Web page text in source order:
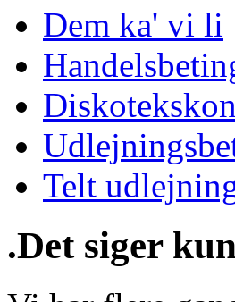
Dem ka' vi li
Telt
.Det siger